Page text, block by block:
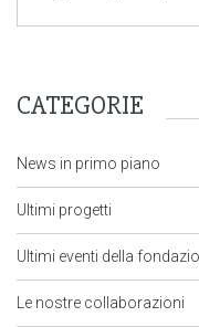
CATEGORIE
News in primo piano
Ultimi progetti
Ultimi eventi della
Le nostre collaborazioni